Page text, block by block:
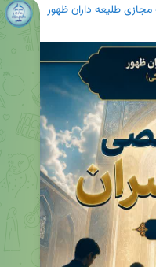
طلیعه داران ظهور